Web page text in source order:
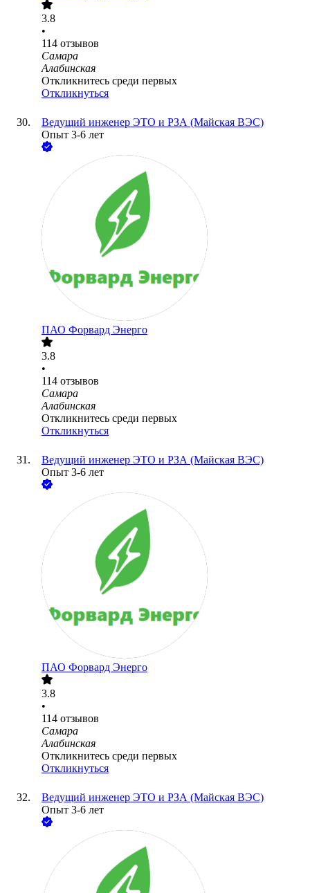
3.8
•
114 отзывов
Самара
Алабинская
Откликнитесь среди первых
Откликнуться
Ведущий инженер ЭТО и РЗА (Майская ВЭС)
Опыт 3-6 лет
ПАО Форвард Энерго
3.8
•
114 отзывов
Самара
Алабинская
Откликнитесь среди первых
Откликнуться
Ведущий инженер ЭТО и РЗА (Майская ВЭС)
Опыт 3-6 лет
ПАО Форвард Энерго
3.8
•
114 отзывов
Самара
Алабинская
Откликнитесь среди первых
Откликнуться
Ведущий инженер ЭТО и РЗА (Майская ВЭС)
Опыт 3-6 лет